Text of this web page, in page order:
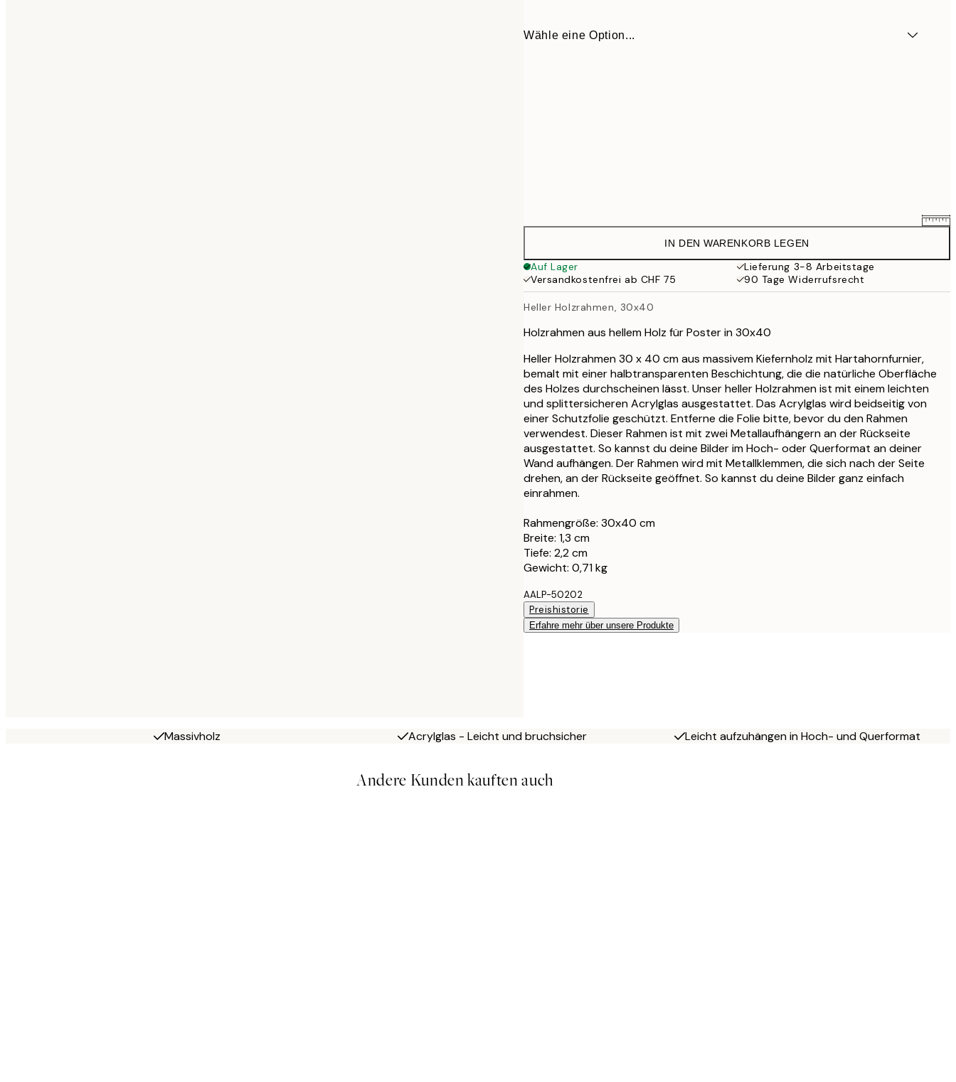
Wähle eine Option...
CHF 14.95
CHF 21
40x50 cm
CHF 55.95
50x50 cm CHF 47.56
50x70 cm CHF 56.95
70x100 cm CHF 95.20
CHF 112
IN DEN WARENKORB LEGEN
Auf Lager
Lieferung 3-8 Arbeitstage
Versandkostenfrei ab CHF 75
90 Tage Widerrufsrecht
Heller Holzrahmen, 30x40
Holzrahmen aus hellem Holz für Poster in 30x40
Heller Holzrahmen 30 x 40 cm aus massivem Kiefernholz mit Hartahornfurnier,
bemalt mit einer halbtransparenten Beschichtung, die die natürliche Oberfläche
des Holzes durchscheinen lässt. Unser heller Holzrahmen ist mit einem leichten
und splittersicheren Acrylglas ausgestattet. Das Acrylglas wird beidseitig von
einer Schutzfolie geschützt. Entferne die Folie bitte, bevor du den Rahmen
verwendest. Dieser Rahmen ist mit zwei Metallaufhängern an der Rückseite
ausgestattet. So kannst du deine Bilder im Hoch- oder Querformat an deiner
Wand aufhängen. Der Rahmen wird mit Metallklemmen, die sich nach der Seite
drehen, an der Rückseite geöffnet. So kannst du deine Bilder ganz einfach
einrahmen.
Rahmengröße: 30x40 cm
Breite: 1,3 cm
Tiefe: 2,2 cm
Gewicht: 0,71 kg
AALP-50202
Preishistorie
Erfahre mehr über unsere Produkte
Massivholz Acrylglas - Leicht und bruchsicher Leicht aufzuhängen in Hoch- und Querformat
Andere Kunden kauften auch